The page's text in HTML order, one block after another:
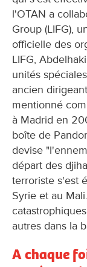
l'OTAN a
Group (LIFG),
officielle des
LIFG,
unités
ancien
mentionné
à Madrid en
boîte de
devise
départ des
terroriste s'est
Syrie et au
autres dans la
A chaque